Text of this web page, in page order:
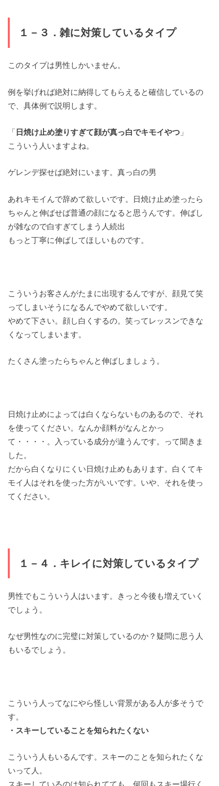
１－３．雑に対策しているタイプ
このタイプは男性しかいません。
例を挙げれば絶対に納得してもらえると確信しているの
で、具体例で説明します。
「 日焼け止め塗りすぎて顔が真っ白でキモイやつ 」
こういう人いますよね。
ゲレンデ探せば絶対にいます。真っ白の男
あれキモイんで辞めて欲しいです。日焼け止め塗ったら
ちゃんと伸ばせば普通の顔になると思うんです。伸ばし
が雑なので白すぎてしまう人続出
もっと丁寧に伸ばしてほしいものです。
こういうお客さんがたまに出現するんですが、顔見て笑
ってしまいそうになるんでやめて欲しいです。
やめて下さい。顔し白くするの。笑ってレッスンできな
くなってしまいます。
たくさん塗ったらちゃんと伸ばしましょう。
日焼け止めによっては白くならないものあるので、それ
を使ってください。なんか顔料がなんとかっ
て・・・・。入っている成分が違うんです。って聞きま
した。
だから白くなりにくい日焼け止めもあります。白くてキ
モイ人はそれを使った方がいいです。いや、それを使っ
てください。
１－４．キレイに対策しているタイプ
男性でもこういう人はいます。きっと今後も増えていく
でしょう。
なぜ男性なのに完璧に対策しているのか？疑問に思う人
もいるでしょう。
こういう人ってなにやら怪しい背景がある人が多そうで
す。
・スキーしていることを知られたくない
こういう人もいるんです。スキーのことを知られたくな
いって人。
スキーしているのは知られてても、何回もスキー場行く